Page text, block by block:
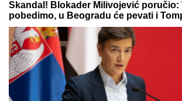
KRVAVI EVRIDok su
mučili pekara (73)
odnosa, Martina (30)
radila JEDNU stvar!